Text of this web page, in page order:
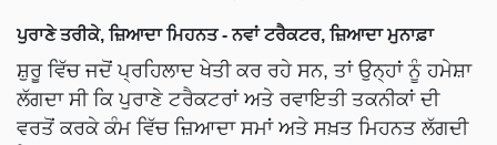
ਪੁਰਾਣੇ ਤਰੀਕੇ, ਜ਼ਿਆਦਾ ਮਿਹਨਤ - ਨਵਾਂ ਟਰੈਕਟਰ, ਜ਼ਿਆਦਾ ਮੁਨਾਫ਼ਾ
ਸ਼ੁਰੂ ਵਿੱਚ ਜਦੋਂ ਪ੍ਰਹਿਲਾਦ ਖੇਤੀ ਕਰ ਰਹੇ ਸਨ, ਤਾਂ ਉਨ੍ਹਾਂ ਨੂੰ ਹਮੇਸ਼ਾ
ਲੱਗਦਾ ਸੀ ਕਿ ਪੁਰਾਣੇ ਟਰੈਕਟਰਾਂ ਅਤੇ ਰਵਾਇਤੀ ਤਕਨੀਕਾਂ ਦੀ
ਵਰਤੋਂ ਕਰਕੇ ਕੰਮ ਵਿੱਚ ਜ਼ਿਆਦਾ ਸਮਾਂ ਅਤੇ ਸਖ਼ਤ ਮਿਹਨਤ ਲੱਗਦੀ